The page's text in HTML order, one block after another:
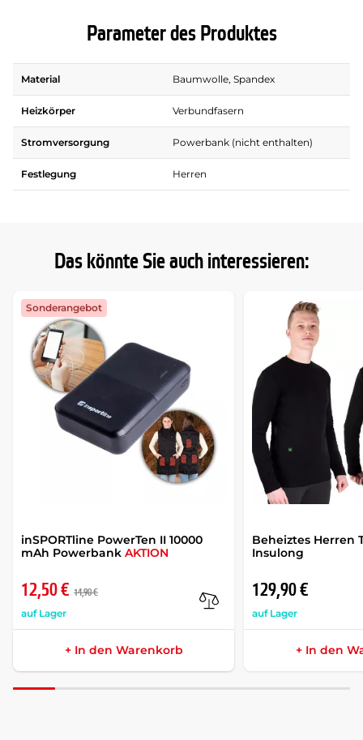
Das könnte Sie auch interessieren:
inSPORTline PowerTen II 10000
mAh Powerbank AKTION
12,50 € 14,90 €
auf Lager
Sonderangebot
+ In den Warenkorb
Beheiztes Herren
Insulong
129,90 €
auf Lager
+ In den
Parameter des Produktes
Material Baumwolle, Spandex
Heizkörper Verbundfasern
Stromversorgung Powerbank (nicht enthalten)
Festlegung Herren